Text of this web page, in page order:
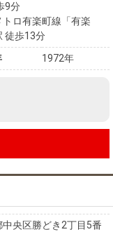
9分
トロ有楽町線「有楽
徒歩13分
1972年
中央区勝どき2丁目5番